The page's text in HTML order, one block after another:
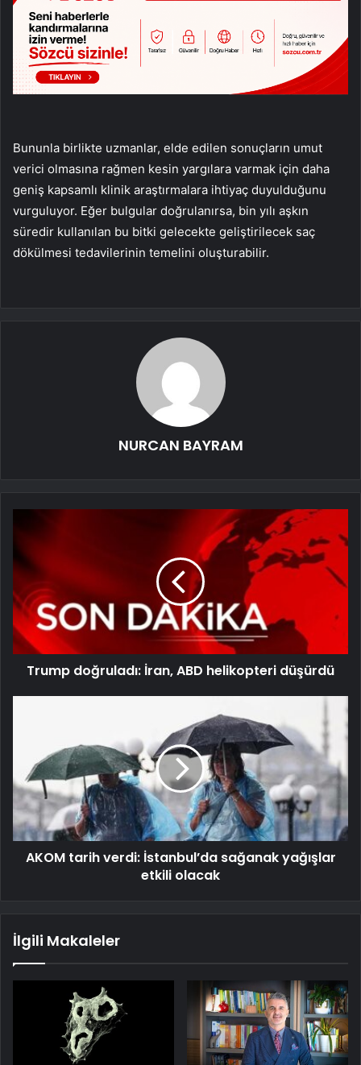
Bununla birlikte uzmanlar, elde edilen sonuçların umut
verici olmasına rağmen kesin yargılara varmak için daha
geniş kapsamlı klinik araştırmalara ihtiyaç duyulduğunu
vurguluyor. Eğer bulgular doğrulanırsa, bin yılı aşkın
süredir kullanılan bu bitki gelecekte geliştirilecek saç
dökülmesi tedavilerinin temelini oluşturabilir.
NURCAN BAYRAM
Trump doğruladı: İran, ABD helikopteri düşürdü
AKOM tarih verdi: İstanbul’da sağanak yağışlar
etkili olacak
İlgili Makaleler